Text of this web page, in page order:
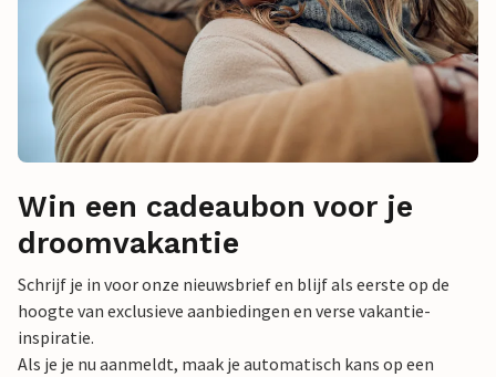
Win een cadeaubon voor je
droomvakantie
Schrijf je in voor onze nieuwsbrief en blijf als eerste op de
hoogte van exclusieve aanbiedingen en verse vakantie-
inspiratie.
Als je je nu aanmeldt, maak je automatisch kans op een